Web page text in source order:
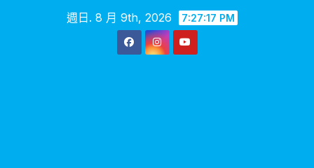
週日. 8 月 9th, 2026 7:27:18 PM